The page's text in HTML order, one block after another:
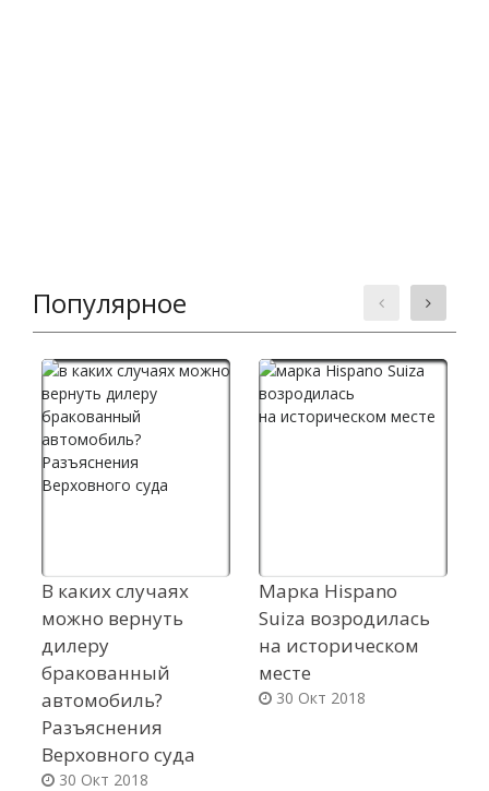
Популярное
В каких случаях
можно вернуть
дилеру
бракованный
автомобиль?
Разъяснения
Верховного суда
30 Окт 2018
Марка Hispano
Suiza возродилась
на историческом
месте
30 Окт 2018